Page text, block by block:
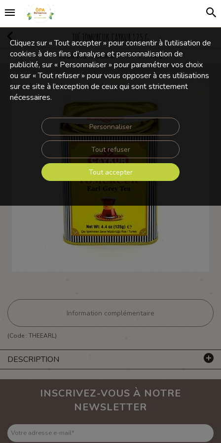
THÉ TOMURCUK ÇAYKUR 125 G
Tous les articles
Boissons, cafés et thés
Thés
Information complémentaire
(Code : THEEARL)
DESCRIPTION
Cliquez sur « Tout accepter » pour consentir à l'utilisation de
cookies à des fins d’analyse et personnalisation de
publicité, sur « Personnaliser » pour paramétrer vos choix
ou sur « Tout refuser » pour vous opposer à ces utilisations
sur ce site à l’exception de ceux qui sont strictement
nécessaires.
Personnaliser
Tout refuser
Tout accepter
INSCRIVEZ-VOUS À NOTRE
NEWSLETTER
Votre adresse e-mail*